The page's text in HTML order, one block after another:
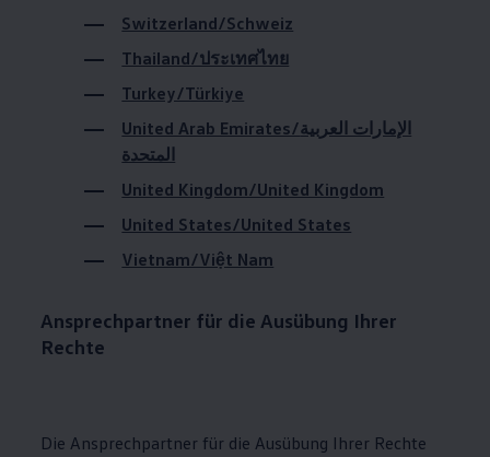
Volkswagen Kundenbetreuung
Switzerland/Schweiz
Thailand/ประเทศไทย
Turkey/Türkiye
United Arab Emirates/الإمارات العربية
المتحدة
United Kingdom/United Kingdom
United States/United States
Vietnam/Việt Nam
Ansprechpartner für die Ausübung Ihrer
Rechte
Die Ansprechpartner für die Ausübung Ihrer Rechte